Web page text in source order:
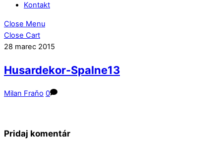
Kontakt
Close Menu
Close Cart
28 marec 2015
Husardekor-Spalne13
Milan Fraňo 0
Pridaj komentár